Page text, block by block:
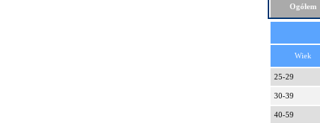
Ogółem
Wiek
25-29
30-39
40-59